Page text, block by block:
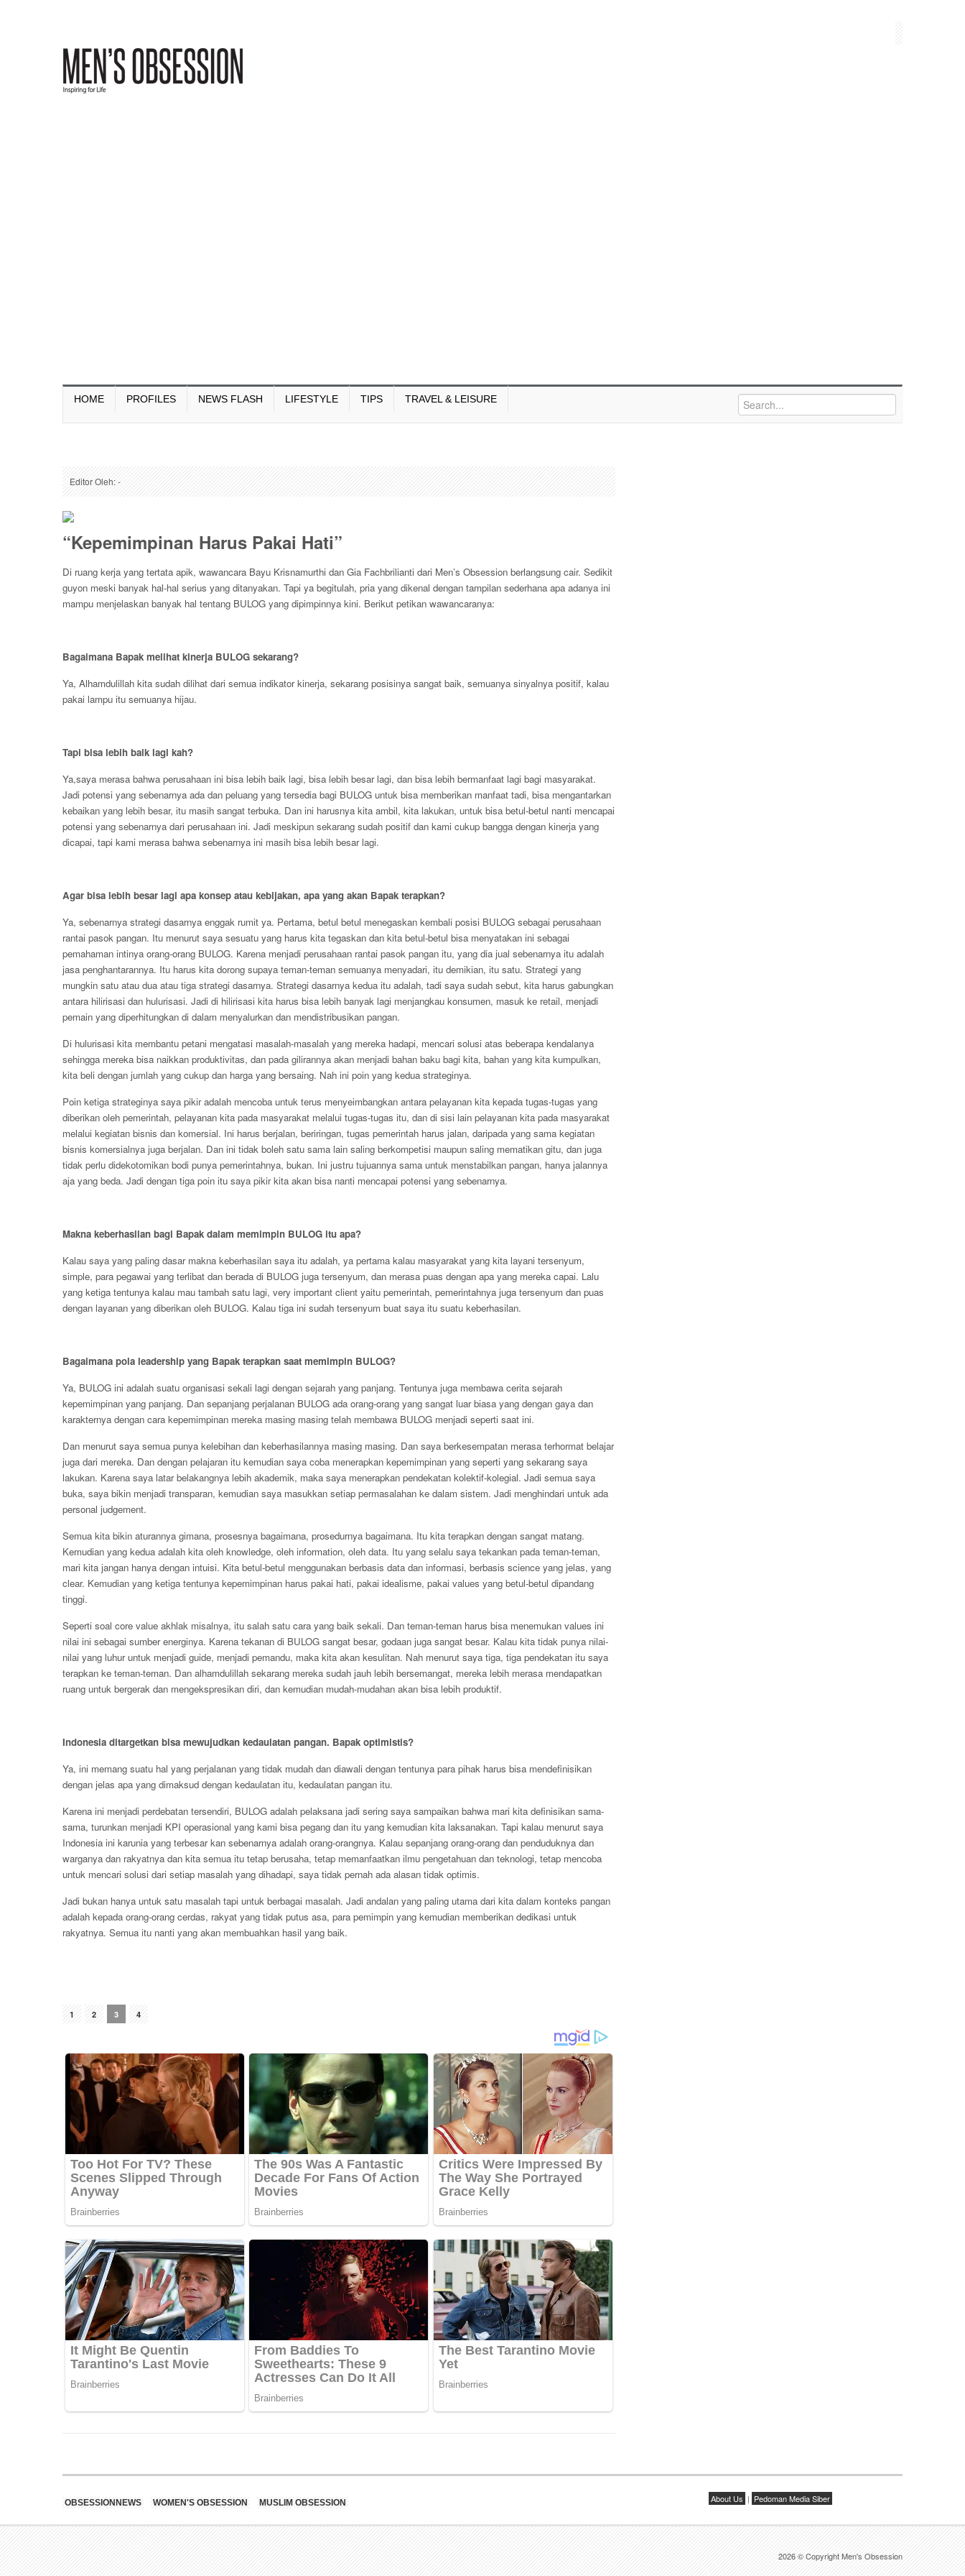
HOME PROFILES NEWS FLASH LIFESTYLE TIPS TRAVEL & LEISURE
Editor Oleh: -
“Kepemimpinan Harus Pakai Hati”
Di ruang kerja yang tertata apik, wawancara Bayu Krisnamurthi dan Gia Fachbrilianti dari Men’s Obsession berlangsung cair. Sedikit
guyon meski banyak hal-hal serius yang ditanyakan. Tapi ya begitulah, pria yang dikenal dengan tampilan sederhana apa adanya ini
mampu menjelaskan banyak hal tentang BULOG yang dipimpinnya kini. Berikut petikan wawancaranya:
Bagaimana Bapak melihat kinerja BULOG sekarang?
Ya, Alhamdulillah kita sudah dilihat dari semua indikator kinerja, sekarang posisinya sangat baik, semuanya sinyalnya positif, kalau
pakai lampu itu semuanya hijau.
Tapi bisa lebih baik lagi kah?
Ya,saya merasa bahwa perusahaan ini bisa lebih baik lagi, bisa lebih besar lagi, dan bisa lebih bermanfaat lagi bagi masyarakat.
Jadi potensi yang sebenarnya ada dan peluang yang tersedia bagi BULOG untuk bisa memberikan manfaat tadi, bisa mengantarkan
kebaikan yang lebih besar, itu masih sangat terbuka. Dan ini harusnya kita ambil, kita lakukan, untuk bisa betul-betul nanti mencapai
potensi yang sebenarnya dari perusahaan ini. Jadi meskipun sekarang sudah positif dan kami cukup bangga dengan kinerja yang
dicapai, tapi kami merasa bahwa sebenarnya ini masih bisa lebih besar lagi.
Agar bisa lebih besar lagi apa konsep atau kebijakan, apa yang akan Bapak terapkan?
Ya, sebenarnya strategi dasarnya enggak rumit ya. Pertama, betul betul menegaskan kembali posisi BULOG sebagai perusahaan
rantai pasok pangan. Itu menurut saya sesuatu yang harus kita tegaskan dan kita betul-betul bisa menyatakan ini sebagai
pemahaman intinya orang-orang BULOG. Karena menjadi perusahaan rantai pasok pangan itu, yang dia jual sebenarnya itu adalah
jasa penghantarannya. Itu harus kita dorong supaya teman-teman semuanya menyadari, itu demikian, itu satu. Strategi yang
mungkin satu atau dua atau tiga strategi dasarnya. Strategi dasarnya kedua itu adalah, tadi saya sudah sebut, kita harus gabungkan
antara hilirisasi dan hulurisasi. Jadi di hilirisasi kita harus bisa lebih banyak lagi menjangkau konsumen, masuk ke retail, menjadi
pemain yang diperhitungkan di dalam menyalurkan dan mendistribusikan pangan.
Di hulurisasi kita membantu petani mengatasi masalah-masalah yang mereka hadapi, mencari solusi atas beberapa kendalanya
sehingga mereka bisa naikkan produktivitas, dan pada gilirannya akan menjadi bahan baku bagi kita, bahan yang kita kumpulkan,
kita beli dengan jumlah yang cukup dan harga yang bersaing. Nah ini poin yang kedua strateginya.
Poin ketiga strateginya saya pikir adalah mencoba untuk terus menyeimbangkan antara pelayanan kita kepada tugas-tugas yang
diberikan oleh pemerintah, pelayanan kita pada masyarakat melalui tugas-tugas itu, dan di sisi lain pelayanan kita pada masyarakat
melalui kegiatan bisnis dan komersial. Ini harus berjalan, beriringan, tugas pemerintah harus jalan, daripada yang sama kegiatan
bisnis komersialnya juga berjalan. Dan ini tidak boleh satu sama lain saling berkompetisi maupun saling mematikan gitu, dan juga
tidak perlu didekotomikan bodi punya pemerintahnya, bukan. Ini justru tujuannya sama untuk menstabilkan pangan, hanya jalannya
aja yang beda. Jadi dengan tiga poin itu saya pikir kita akan bisa nanti mencapai potensi yang sebenarnya.
Makna keberhasilan bagi Bapak dalam memimpin BULOG itu apa?
Kalau saya yang paling dasar makna keberhasilan saya itu adalah, ya pertama kalau masyarakat yang kita layani tersenyum,
simple, para pegawai yang terlibat dan berada di BULOG juga tersenyum, dan merasa puas dengan apa yang mereka capai. Lalu
yang ketiga tentunya kalau mau tambah satu lagi, very important client yaitu pemerintah, pemerintahnya juga tersenyum dan puas
dengan layanan yang diberikan oleh BULOG. Kalau tiga ini sudah tersenyum buat saya itu suatu keberhasilan.
Bagaimana pola leadership yang Bapak terapkan saat memimpin BULOG?
Ya, BULOG ini adalah suatu organisasi sekali lagi dengan sejarah yang panjang. Tentunya juga membawa cerita sejarah
kepemimpinan yang panjang. Dan sepanjang perjalanan BULOG ada orang-orang yang sangat luar biasa yang dengan gaya dan
karakternya dengan cara kepemimpinan mereka masing masing telah membawa BULOG menjadi seperti saat ini.
Dan menurut saya semua punya kelebihan dan keberhasilannya masing masing. Dan saya berkesempatan merasa terhormat belajar
juga dari mereka. Dan dengan pelajaran itu kemudian saya coba menerapkan kepemimpinan yang seperti yang sekarang saya
lakukan. Karena saya latar belakangnya lebih akademik, maka saya menerapkan pendekatan kolektif-kolegial. Jadi semua saya
buka, saya bikin menjadi transparan, kemudian saya masukkan setiap permasalahan ke dalam sistem. Jadi menghindari untuk ada
personal judgement.
Semua kita bikin aturannya gimana, prosesnya bagaimana, prosedurnya bagaimana. Itu kita terapkan dengan sangat matang.
Kemudian yang kedua adalah kita oleh knowledge, oleh information, oleh data. Itu yang selalu saya tekankan pada teman-teman,
mari kita jangan hanya dengan intuisi. Kita betul-betul menggunakan berbasis data dan informasi, berbasis science yang jelas, yang
clear. Kemudian yang ketiga tentunya kepemimpinan harus pakai hati, pakai idealisme, pakai values yang betul-betul dipandang
tinggi.
Seperti soal core value akhlak misalnya, itu salah satu cara yang baik sekali. Dan teman-teman harus bisa menemukan values ini
nilai ini sebagai sumber energinya. Karena tekanan di BULOG sangat besar, godaan juga sangat besar. Kalau kita tidak punya nilai-
nilai yang luhur untuk menjadi guide, menjadi pemandu, maka kita akan kesulitan. Nah menurut saya tiga, tiga pendekatan itu saya
terapkan ke teman-teman. Dan alhamdulillah sekarang mereka sudah jauh lebih bersemangat, mereka lebih merasa mendapatkan
ruang untuk bergerak dan mengekspresikan diri, dan kemudian mudah-mudahan akan bisa lebih produktif.
Indonesia ditargetkan bisa mewujudkan kedaulatan pangan. Bapak optimistis?
Ya, ini memang suatu hal yang perjalanan yang tidak mudah dan diawali dengan tentunya para pihak harus bisa mendefinisikan
dengan jelas apa yang dimaksud dengan kedaulatan itu, kedaulatan pangan itu.
Karena ini menjadi perdebatan tersendiri, BULOG adalah pelaksana jadi sering saya sampaikan bahwa mari kita definisikan sama-
sama, turunkan menjadi KPI operasional yang kami bisa pegang dan itu yang kemudian kita laksanakan. Tapi kalau menurut saya
Indonesia ini karunia yang terbesar kan sebenarnya adalah orang-orangnya. Kalau sepanjang orang-orang dan penduduknya dan
warganya dan rakyatnya dan kita semua itu tetap berusaha, tetap memanfaatkan ilmu pengetahuan dan teknologi, tetap mencoba
untuk mencari solusi dari setiap masalah yang dihadapi, saya tidak pernah ada alasan tidak optimis.
Jadi bukan hanya untuk satu masalah tapi untuk berbagai masalah. Jadi andalan yang paling utama dari kita dalam konteks pangan
adalah kepada orang-orang cerdas, rakyat yang tidak putus asa, para pemimpin yang kemudian memberikan dedikasi untuk
rakyatnya. Semua itu nanti yang akan membuahkan hasil yang baik.
1 2 3 4
OBSESSIONNEWS WOMEN'S OBSESSION MUSLIM OBSESSION About Us | Pedoman Media Siber
2026 © Copyright Men's Obsession